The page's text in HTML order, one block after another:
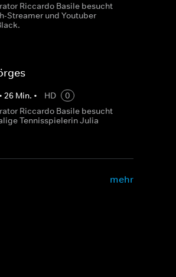
Riccardo Basile besucht
Streamer und Youtuber
• 26Min. • HD
0
Riccardo Basile besucht
Tennisspielerin Julia
mehr